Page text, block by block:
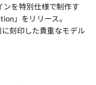
ンを特別仕様で制作す
」をリリース。
刻印した貴重なモデル